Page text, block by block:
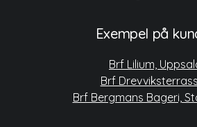
Exempel på
Brf Lilium,
Brf
Brf Bergmans Bageri,